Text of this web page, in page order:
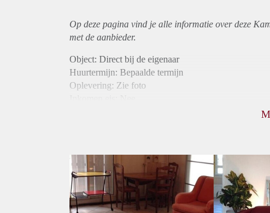
Op deze pagina vind je alle informatie over deze
met de aanbieder.
Object: Direct bij de eigenaar
Huurtermijn: Bepaalde termijn
Oplevering: Zie foto
Gedeelde Douche: Ja
Gedeelde woonkamer: Ja
Huisgenoten: Ja
Geslacht huisgenoten: Gemengd